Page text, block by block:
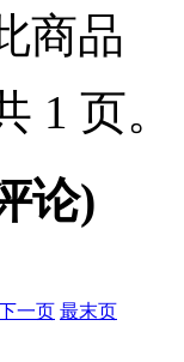
商品
1 页。
论)
一页 最末页